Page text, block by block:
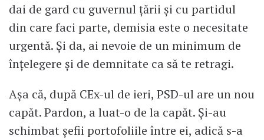
dai de gard cu guvernul țării și cu partidul
din care faci parte, demisia este o necesitate
urgentă. Și da, ai nevoie de un minimum de
înțelegere și de demnitate ca să te retragi.
Așa că, după CEx-ul de ieri, PSD-ul are un nou
capăt. Pardon, a luat-o de la capăt. Și-au
schimbat șefii portofoliile între ei, adică s-a